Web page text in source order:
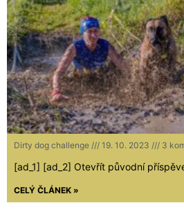
Dirty dog challenge 19. 10. 2023 3
[ad_1] [ad_2] Otevřít původní
CELÝ ČLÁNEK »